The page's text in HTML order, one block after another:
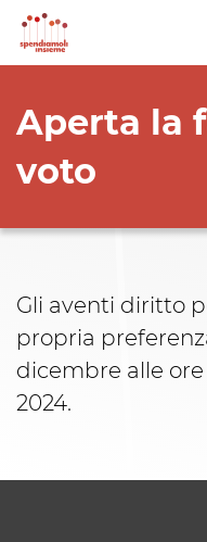
Aperta la
voto
Gli aventi diritto
propria
dicembre alle
2024.